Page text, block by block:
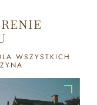
WSZYSTKICH